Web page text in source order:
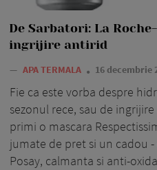
De Sarbatori: La
ingrijire antirid
— APA TERMALA 16 decembrie
Fie ca este vorba despre
sezonul rece, sau de
primi o mascara
jumate de pret si un cadou
Posay, calmanta si anti-